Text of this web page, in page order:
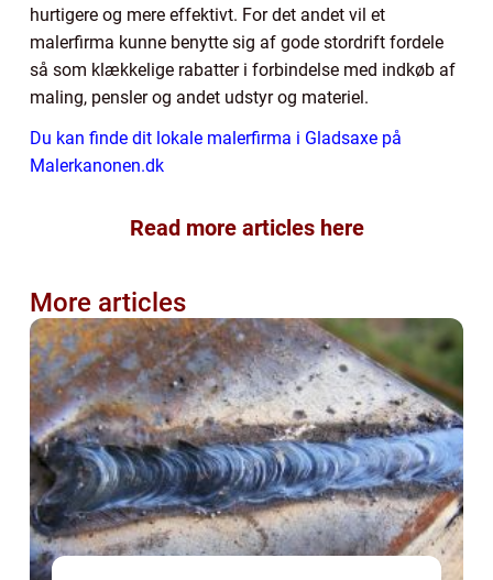
hurtigere og mere effektivt. For det andet vil et
malerfirma kunne benytte sig af gode stordrift fordele
så som klækkelige rabatter i forbindelse med indkøb af
maling, pensler og andet udstyr og materiel.
Du kan finde dit lokale malerfirma i Gladsaxe på
Malerkanonen.dk
Read more articles here
More articles